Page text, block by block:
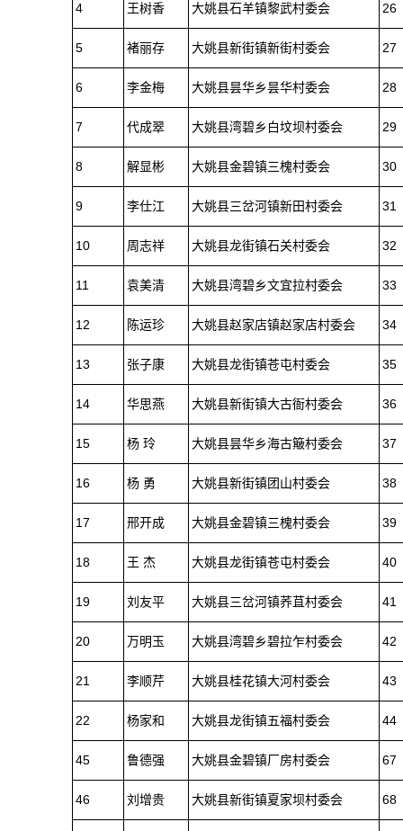
4 王树香 大姚县石羊镇黎武村委会 26
5 褚丽存 大姚县新街镇新街村委会 27
6 李金梅 大姚县昙华乡昙华村委会 28
7 代成翠 大姚县湾碧乡白坟坝村委会 29
8 解显彬 大姚县金碧镇三槐村委会 30
9 李仕江 大姚县三岔河镇新田村委会 31
10 周志祥 大姚县龙街镇石关村委会 32
11 袁美清 大姚县湾碧乡文宜拉村委会 33
12 陈运珍 大姚县赵家店镇赵家店村委会 34
13 张子康 大姚县龙街镇苍屯村委会 35
14 华思燕 大姚县新街镇大古衙村委会 36
15 杨 玲 大姚县昙华乡海古簸村委会 37
16 杨 勇 大姚县新街镇团山村委会 38
17 邢开成 大姚县金碧镇三槐村委会 39
18 王 杰 大姚县龙街镇苍屯村委会 40
19 刘友平 大姚县三岔河镇荞苴村委会 41
20 万明玉 大姚县湾碧乡碧拉乍村委会 42
21 李顺芹 大姚县桂花镇大河村委会 43
22 杨家和 大姚县龙街镇五福村委会 44
45 鲁德强 大姚县金碧镇厂房村委会 67
46 刘增贵 大姚县新街镇夏家坝村委会 68